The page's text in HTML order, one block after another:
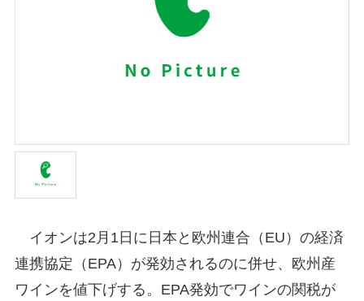
イオンは2月1日に日本と欧州連合（EU）の経済
連携協定（EPA）が発効されるのに併せ、欧州産
ワインを値下げする。EPA発効でワインの関税が